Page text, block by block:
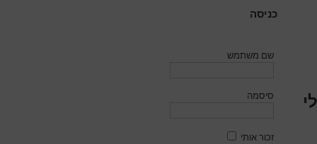
כניסה
שם משתמש
סיסמה
זכור אותי